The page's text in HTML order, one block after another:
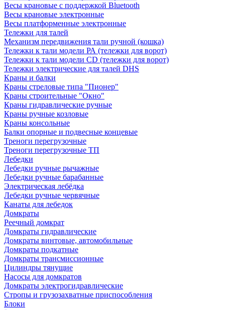
Весы крановые с поддержкой Bluetooth
Весы крановые электронные
Весы платформенные электронные
Тележки для талей
Механизм передвижения тали ручной (кошка)
Тележки к тали модели РА (тележки для ворот)
Тележки к тали модели CD (тележки для ворот)
Тележки электрические для талей DHS
Краны и балки
Краны стреловые типа "Пионер"
Краны строительные "Окно"
Краны гидравлические ручные
Краны ручные козловые
Краны консольные
Балки опорные и подвесные концевые
Треноги перегрузочные
Треноги перегрузочные ТП
Лебедки
Лебедки ручные рычажные
Лебедки ручные барабанные
Электрическая лебёдка
Лебедки ручные червячные
Канаты для лебедок
Домкраты
Реечный домкрат
Домкраты гидравлические
Домкраты винтовые, автомобильные
Домкраты подкатные
Домкраты трансмиссионные
Цилиндры тянущие
Насосы для домкратов
Домкраты электрогидравлические
Стропы и грузозахватные приспособления
Блоки